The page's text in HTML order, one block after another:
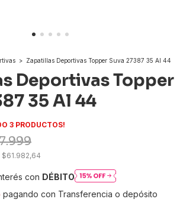
> Zapatillas Deportivas Topper Suva 27387 35 Al 44
Deportivas Topper
35 Al 44
3 PRODUCTOS!
$61.982,64
con DÉBITO
pagando con Transferencia o depósito